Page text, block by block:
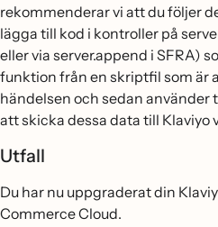
rekommenderar vi att du följer
lägga till kod i kontroller på
eller via server.append i SFRA)
funktion från en skriptfil som är
händelsen och sedan
att skicka dessa data till Klaviyo
Utfall
Du har nu uppgraderat din
Commerce Cloud.